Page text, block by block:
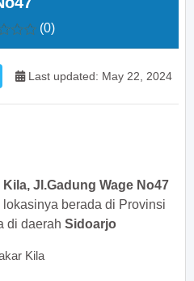
(0)
Last updated: May 22, 2024
Jl.Gadung Wage No47
berada di Provinsi
di daerah Sidoarjo
Kila